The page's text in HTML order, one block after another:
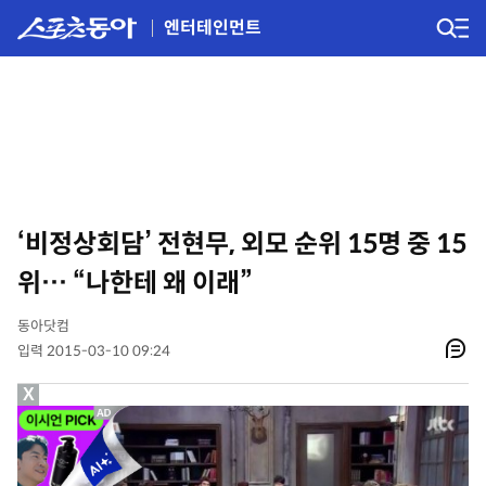
엔터테인먼트
‘비정상회담’ 전현무, 외모 순위 15명 중 15
위… “나한테 왜 이래”
동아닷컴
입력 2015-03-10 09:24
X